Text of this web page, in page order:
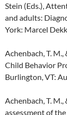
Stein (Eds.),
and adults:
York: Marcel
Achenbach, T.
Child Behavior
Burlington, VT:
Achenbach, T. M.,
assessment of